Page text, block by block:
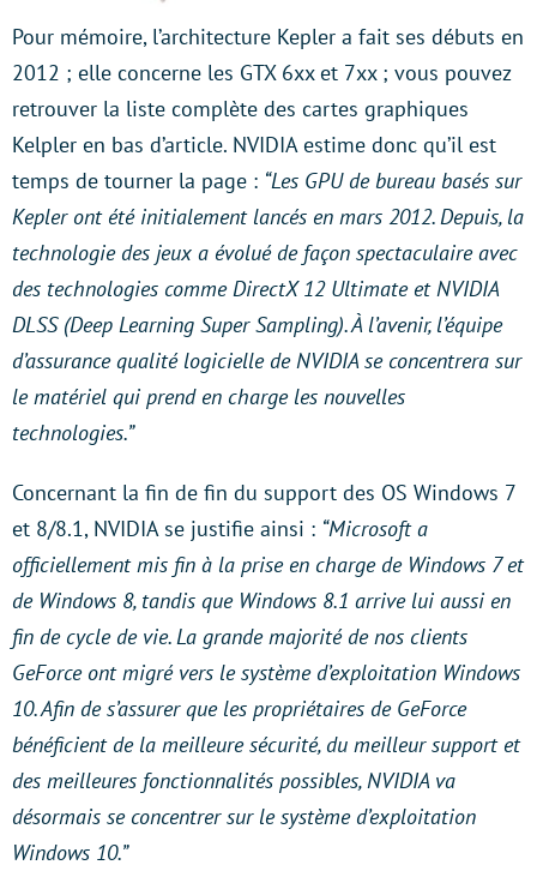
Pour mémoire, l’architecture Kepler a fait ses débuts en
2012 ; elle concerne les GTX 6xx et 7xx ; vous pouvez
retrouver la liste complète des cartes graphiques
Kelpler en bas d’article. NVIDIA estime donc qu’il est
temps de tourner la page : “Les GPU de bureau basés sur
Kepler ont été initialement lancés en mars 2012. Depuis, la
technologie des jeux a évolué de façon spectaculaire avec
des technologies comme DirectX 12 Ultimate et NVIDIA
DLSS (Deep Learning Super Sampling). À l’avenir, l’équipe
d’assurance qualité logicielle de NVIDIA se concentrera sur
le matériel qui prend en charge les nouvelles
technologies.”
Concernant la fin de fin du support des OS Windows 7
et 8/8.1, NVIDIA se justifie ainsi : “Microsoft a
officiellement mis fin à la prise en charge de Windows 7 et
de Windows 8, tandis que Windows 8.1 arrive lui aussi en
fin de cycle de vie. La grande majorité de nos clients
GeForce ont migré vers le système d’exploitation Windows
10. Afin de s’assurer que les propriétaires de GeForce
bénéficient de la meilleure sécurité, du meilleur support et
des meilleures fonctionnalités possibles, NVIDIA va
désormais se concentrer sur le système d’exploitation
Windows 10.”